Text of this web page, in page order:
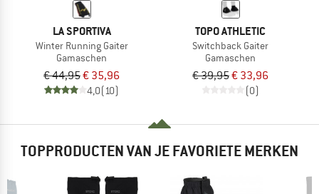
LA SPORTIVA
Winter Running Gaiter
Gamaschen
€ 44,95€ 35,96
4,0(10)
TOPO ATHLETIC
Switchback Gaiter
Gamaschen
€ 39,95€ 33,96
(0)
TOPPRODUCTEN VAN JE FAVORIETE MERKEN